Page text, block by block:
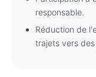
responsable.
Réduction de
trajets vers